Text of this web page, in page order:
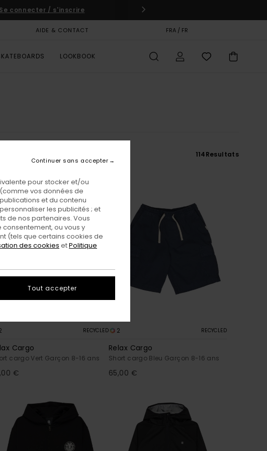
Se connecter / s'inscrire
AIDE & CONTACT FRA / FR
LOOKBOOK
114Resultats
RECYCLED
Cargo
cargo Vert Garçon 8-16 ans
€
2 RECYCLED
Relax Cargo
Short cargo Bleu Garçon 8-16 ans
65,00 €
pour stocker et/ou
vos données de
et du contenu
les publicités ; et
de nos partenaires. Vous
ou vous y
(tels que certains cookies de
des cookies etPolitique
Continuer sans accepter
Tout accepter